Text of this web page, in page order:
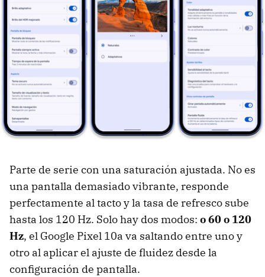
Parte de serie con una saturación ajustada. No es
una pantalla demasiado vibrante, responde
perfectamente al tacto y la tasa de refresco sube
hasta los 120 Hz. Solo hay dos modos: o 60 o 120
Hz, el Google Pixel 10a va saltando entre uno y
otro al aplicar el ajuste de fluidez desde la
configuración de pantalla.